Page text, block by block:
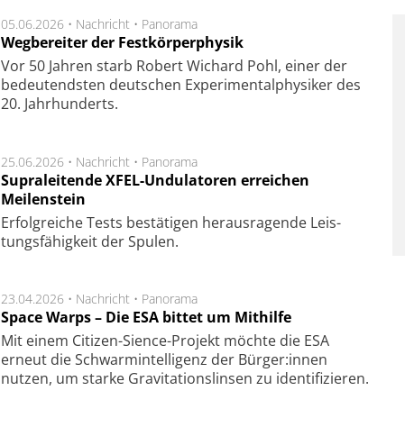
05.06.2026 • Nachricht • Panorama
Wegbereiter der Festkörperphysik
Vor 50 Jahren starb Robert Wichard Pohl, einer der
bedeutendsten deutschen Experimentalphysiker des
20. Jahrhunderts.
25.06.2026 • Nachricht • Panorama
Supraleitende XFEL-Undulatoren erreichen
Meilenstein
Er­folg­rei­che Tests be­stä­ti­gen he­raus­ra­gen­de Leis­
tungs­fä­hig­keit der Spu­len.
23.04.2026 • Nachricht • Panorama
Space Warps – Die ESA bittet um Mithilfe
Mit einem Citizen-Sience-Projekt möchte die ESA
erneut die Schwarmintelligenz der Bürger:innen
nutzen, um starke Gravitationslinsen zu identifizieren.